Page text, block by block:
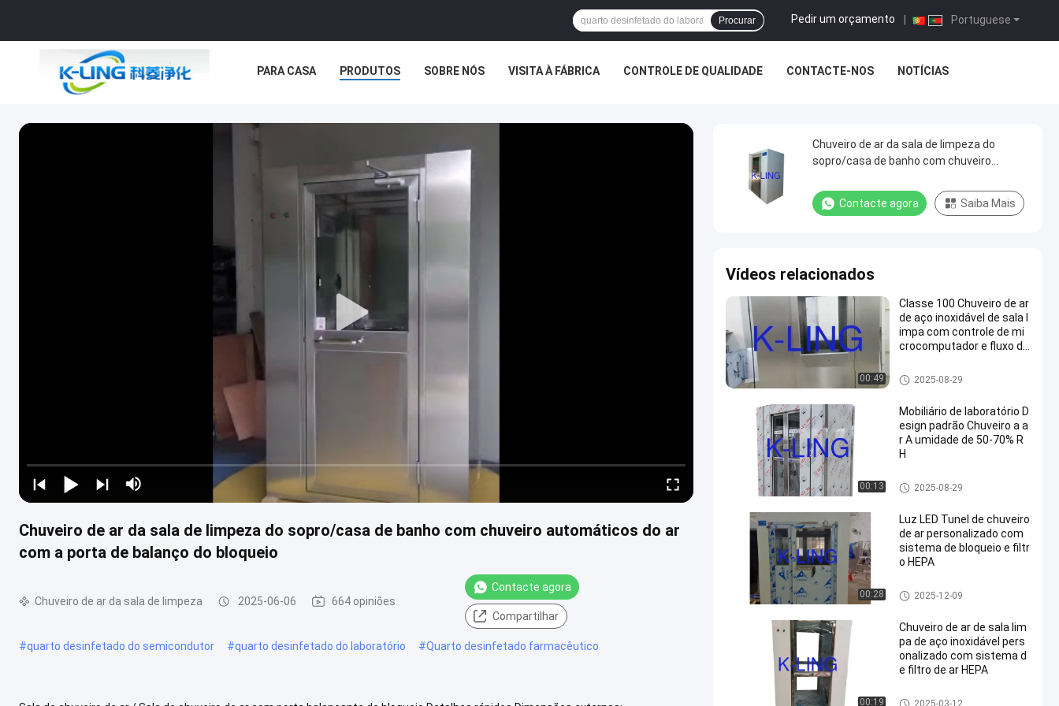
Portuguese
Pedir um orçamento
Procurar
PARA CASA PRODUTOS SOBRE NÓS VISITA À FÁBRICA CONTROLE DE QUALIDADE CONTACTE-NOS NOTÍCIAS
Chuveiro de ar da sala de limpeza do sopro/casa de banho com chuveiro automáticos do ar
com a porta de balanço do bloqueio
Chuveiro de ar da sala de limpeza 2025-06-06 664 opiniões
Contacte agora
Compartilhar
#quarto desinfetado do semicondutor #quarto desinfetado do laboratório #Quarto desinfetado farmacêutico
Chuveiro de ar da sala de limpeza do
sopro/casa de banho com chuveiro
do bloqueio
Contacte agora Saiba Mais
Vídeos relacionados
00:49
Classe 100 Chuveiro de ar
de aço inoxidável de sala l
impa com controle de mi
crocomputador e fluxo de
Chuveiro de ar de aço inoxidáv
el
2025-08-29
00:13
Mobiliário de laboratório D
esign padrão Chuveiro a a
r A umidade de 50-70% R
H
Chuveiro de ar da sala de limp
eza
2025-08-29
00:28
Luz LED Tunel de chuveiro
de ar personalizado com
sistema de bloqueio e filtr
o HEPA
Chuveiro de ar da sala de limp
eza
2025-12-09
00:19
Chuveiro de ar de sala lim
pa de aço inoxidável pers
onalizado com sistema d
e filtro de ar HEPA
Chuveiro de ar da sala de limp
2025-03-12